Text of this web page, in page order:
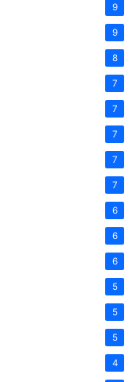
9
9
8
7
7
7
7
7
6
6
6
5
5
5
4